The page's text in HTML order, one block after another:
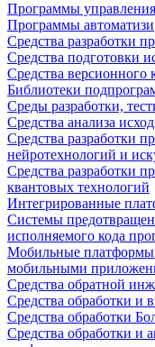
Программы
Программы
Средства разработки
Средства подготовки
Средства версионного
Библиотеки
Среды разработки,
Средства анализа
Средства разработки
нейротехнологий и
Средства разработки
квантовых технологий
Интегрированные
Системы
исполняемого кода
Мобильные платформы
мобильными
Средства обратной
Средства обработки и
Средства обработки
Средства обработки и